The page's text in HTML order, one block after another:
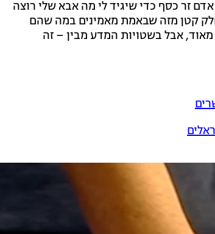
זר כסף כדי שיגיד לי מה אבא שלי רוצה
חלק קטן מזה שבאמת מאמינים במה שהם
אבל בשטויות המדע מבין – זה